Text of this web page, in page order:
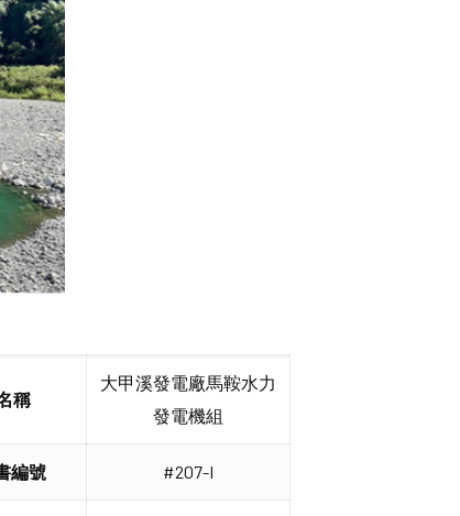
稱
大甲溪發電廠馬鞍水力
發電機組
編號 #207-I